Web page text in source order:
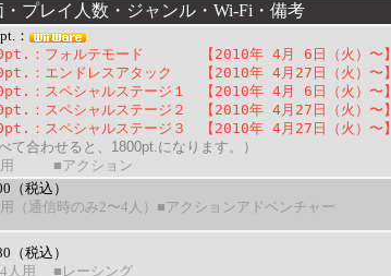
・プレイ人数・ジャンル・Wi-Fi・備考
：
： フォルテモード 【2010年 4月 6日（火）〜】
： エンドレスアタック 【2010年 4月27日（火）〜】
： スペシャルステージ１ 【2010年 4月 6日（火）〜】
： スペシャルステージ２ 【2010年 4月27日（火）〜】
： スペシャルステージ３ 【2010年 4月27日（火）〜】
べて合わせると、1800pt.になります。）
■アクション
（税込）
（通信時のみ2〜4人） ■アクションアドベンチャー
（税込）
人用
■レーシング